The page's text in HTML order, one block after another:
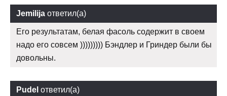
Jemilija ответил(а)
Его результатам, белая фасоль содержит в своем
надо его совсем ))))))))) Бэндлер и Гриндер были бы
довольны.
Pudel ответил(а)